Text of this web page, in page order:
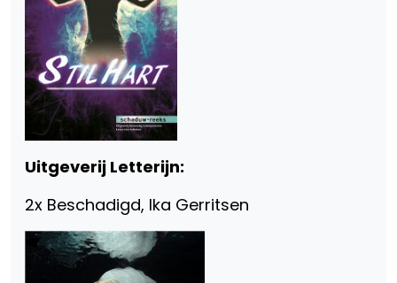
Uitgeverij Letterijn:
2x Beschadigd, Ika Gerritsen